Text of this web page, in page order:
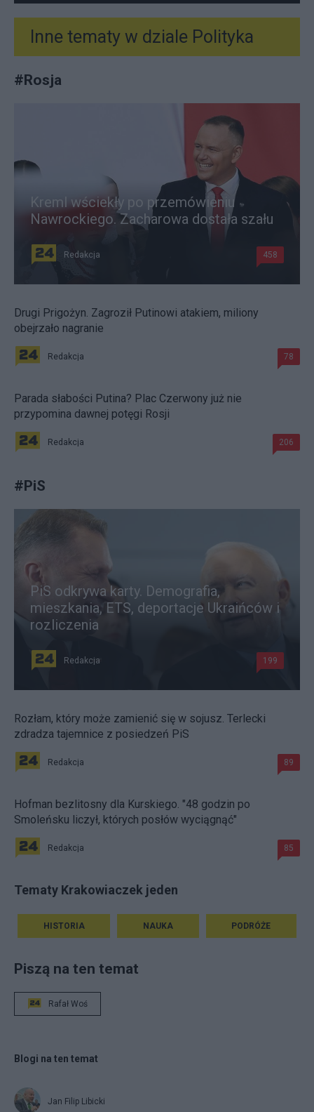
Inne tematy w dziale Polityka
#Rosja
Kreml wściekły po przemówieniu
Nawrockiego. Zacharowa dostała szału
Redakcja 458
Drugi Prigożyn. Zagroził Putinowi atakiem, miliony
obejrzało nagranie
Redakcja 78
Parada słabości Putina? Plac Czerwony już nie
przypomina dawnej potęgi Rosji
Redakcja 206
#PiS
PiS odkrywa karty. Demografia,
mieszkania, ETS, deportacje Ukraińców i
rozliczenia
Redakcja 199
Rozłam, który może zamienić się w sojusz. Terlecki
zdradza tajemnice z posiedzeń PiS
Redakcja 89
Hofman bezlitosny dla Kurskiego. "48 godzin po
Smoleńsku liczył, których posłów wyciągnąć"
Redakcja 85
Tematy Krakowiaczek jeden
HISTORIA NAUKA PODRÓŻE
Piszą na ten temat
Rafał Woś
Blogi na ten temat
Jan Filip Libicki